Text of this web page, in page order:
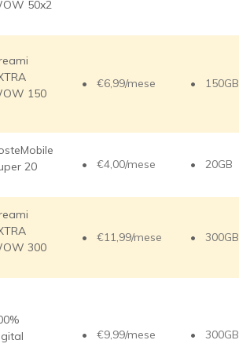
50x2
150
€6,99/mese 150GB
20
€4,00/mese 20GB
300
€11,99/mese 300GB
€9,99/mese 300GB